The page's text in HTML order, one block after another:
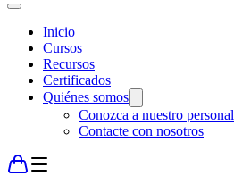
Inicio
Cursos
Recursos
Certificados
Quiénes somos
Conozca a nuestro personal
Contacte con nosotros